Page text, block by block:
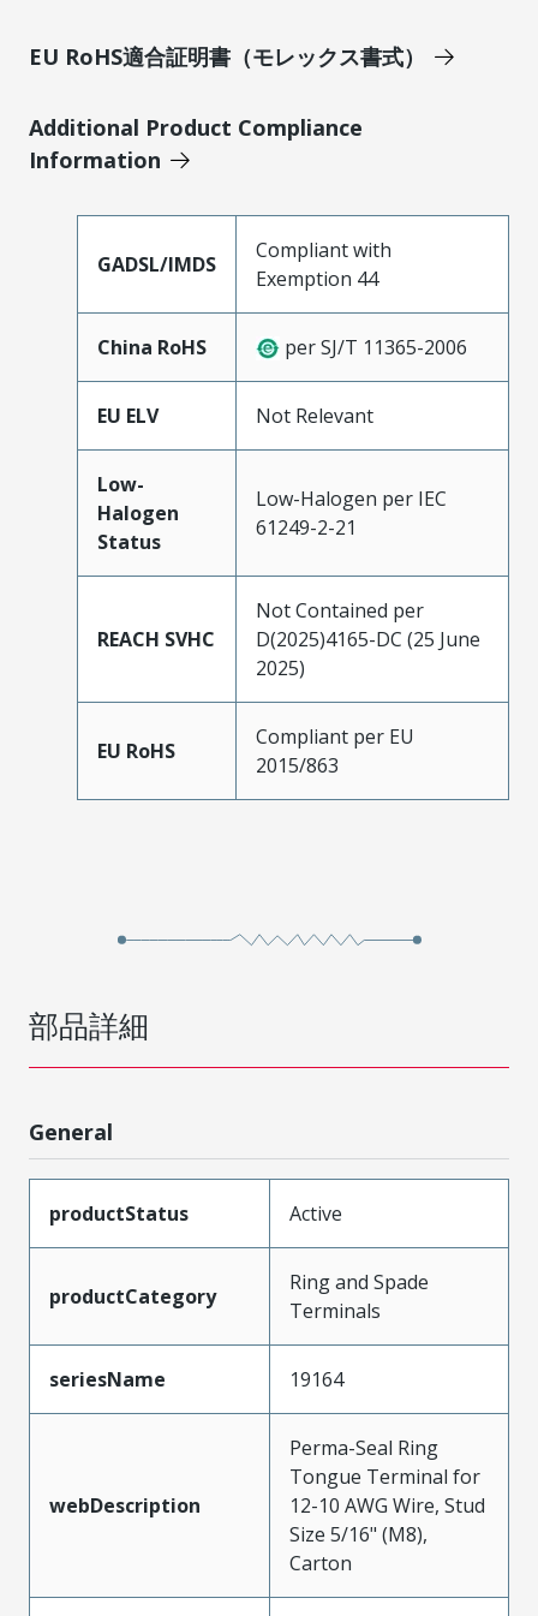
EU RoHS適合証明書（モレックス書式）
Additional Product Compliance
Information
GADSL/IMDS
Compliant with
Exemption 44
China RoHS per SJ/T 11365-2006
EU ELV Not Relevant
Low-
Halogen
Status
Low-Halogen per IEC
61249-2-21
REACH SVHC
Not Contained per
D(2025)4165-DC (25 June
2025)
EU RoHS
Compliant per EU
2015/863
部品詳細
General
productStatus Active
productCategory
Ring and Spade
Terminals
seriesName 19164
webDescription
Perma-Seal Ring
Tongue Terminal for
12-10 AWG Wire, Stud
Size 5/16" (M8),
Carton